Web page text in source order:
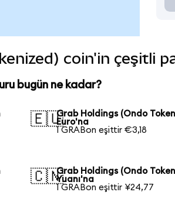
coin'in çeşitli
bugün ne kadar?
🇪🇺Grab Holdings (Ondo
Euro'na
1 GRABon eşittir €3,18
🇨🇳Grab Holdings (Ondo
Yuanı'na
1 GRABon eşittir ¥24,77